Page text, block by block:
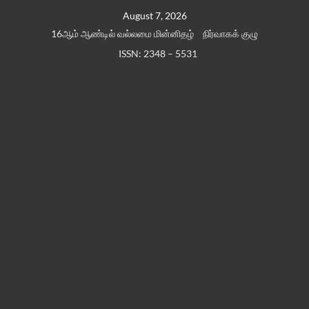
August 7, 2026
16ஆம் ஆண்டில் வல்லமை மின்னிதழ்
நிர்வாகக் குழு
ISSN: 2348 – 5531